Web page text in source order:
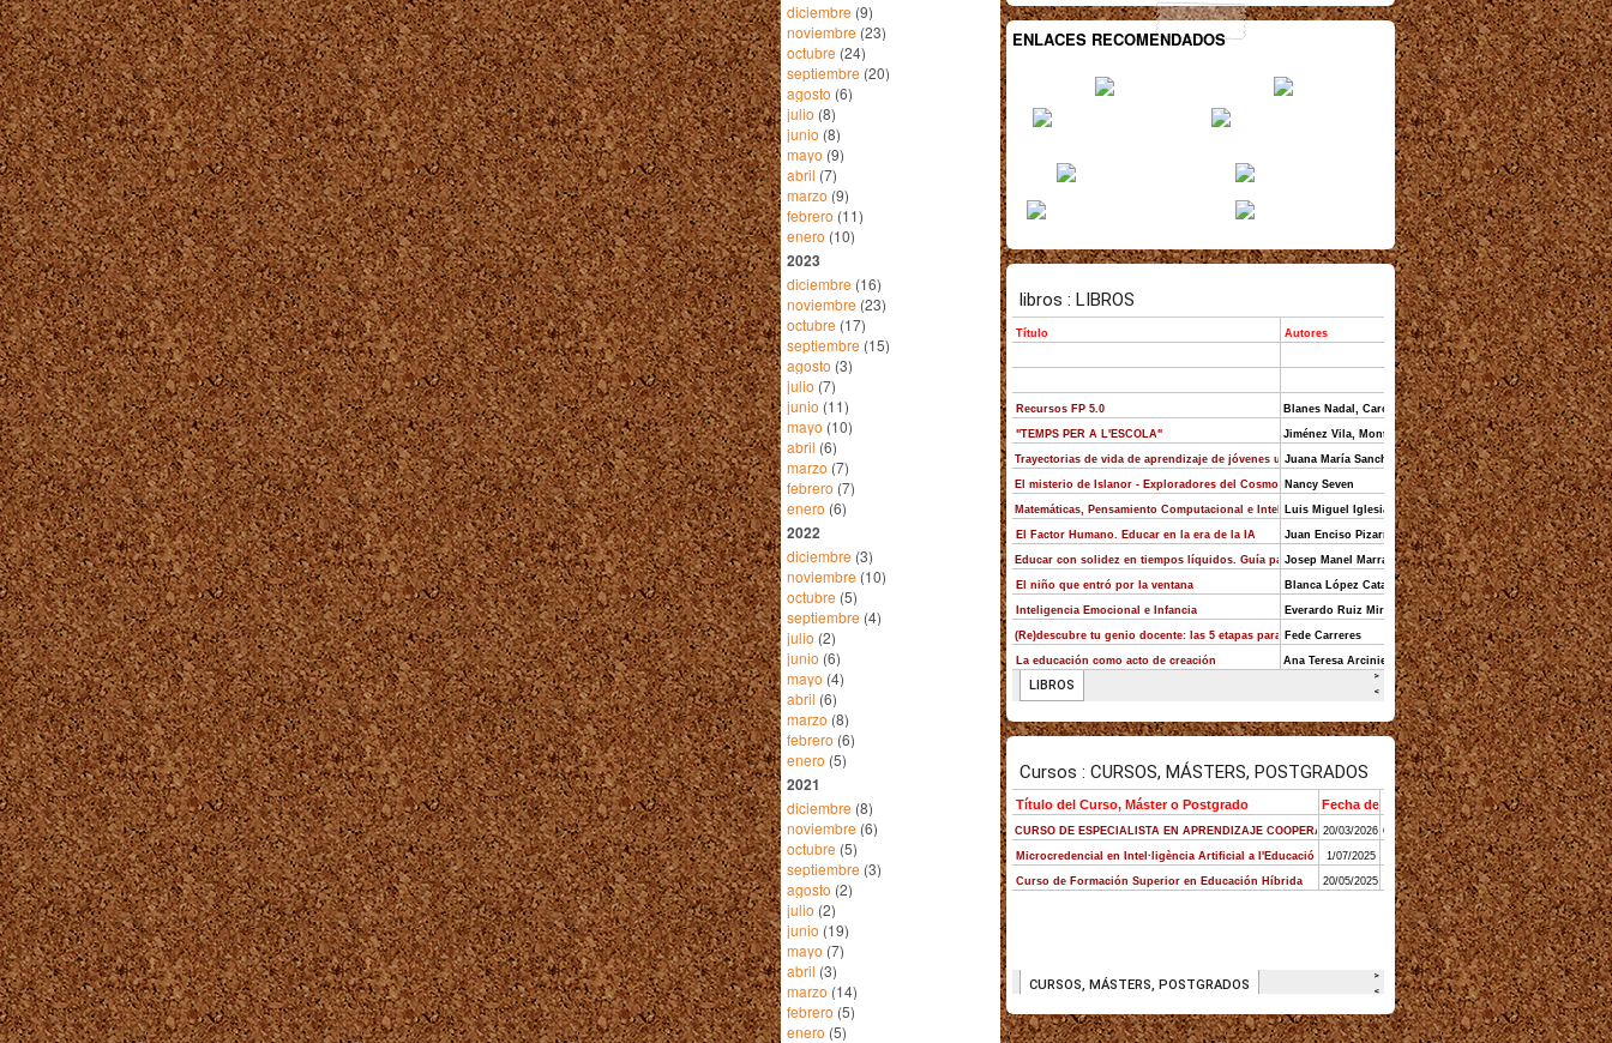
diciembre (9)
noviembre (23)
octubre (24)
septiembre (20)
agosto (6)
julio (8)
junio (8)
mayo (9)
abril (7)
marzo (9)
febrero (11)
enero (10)
2023
diciembre (16)
noviembre (23)
octubre (17)
septiembre (15)
agosto (3)
julio (7)
junio (11)
mayo (10)
abril (6)
marzo (7)
febrero (7)
enero (6)
2022
diciembre (3)
noviembre (10)
octubre (5)
septiembre (4)
julio (2)
junio (6)
mayo (4)
abril (6)
marzo (8)
febrero (6)
enero (5)
2021
diciembre (8)
noviembre (6)
octubre (5)
septiembre (3)
agosto (2)
julio (2)
junio (19)
mayo (7)
abril (3)
marzo (14)
febrero (5)
enero (5)
ENLACES RECOMENDADOS